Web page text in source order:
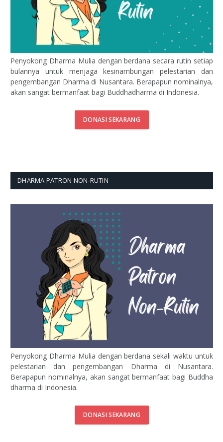
Penyokong Dharma Mulia dengan berdana secara rutin setiap
bulannya untuk menjaga kesinambungan pelestarian dan
pengembangan Dharma di Nusantara. Berapapun nominalnya,
akan sangat bermanfaat bagi Buddhadharma di Indonesia.
DONASI SEKARANG
DHARMA PATRON NON-RUTIN
Penyokong Dharma Mulia dengan berdana sekali waktu untuk
pelestarian dan pengembangan Dharma di Nusantara.
Berapapun nominalnya, akan sangat bermanfaat bagi Buddha
dharma di Indonesia.
DONASI SEKARANG